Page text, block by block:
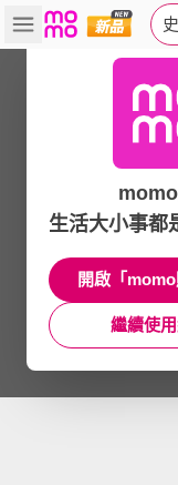
生活大小事都
開啟「
繼續使